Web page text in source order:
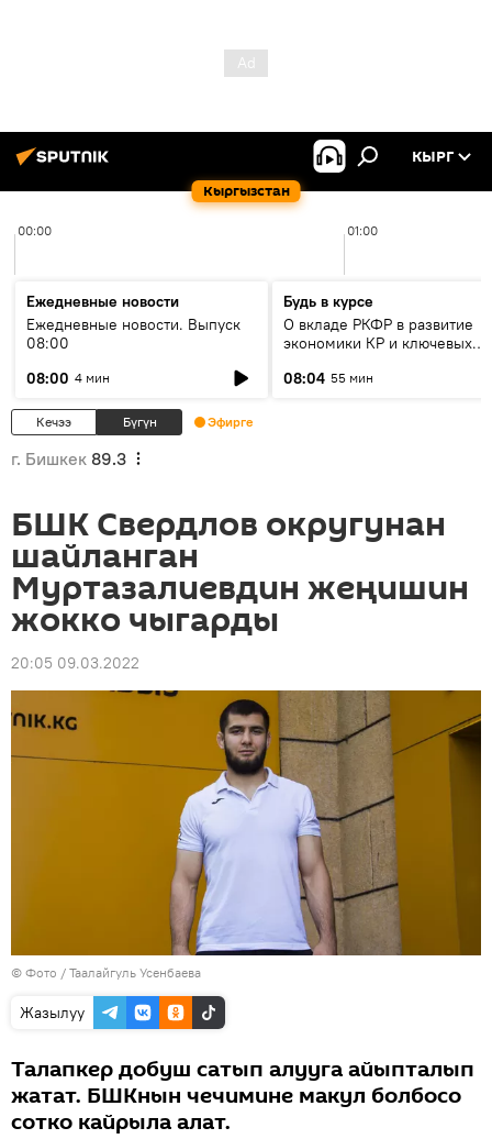
Кыргызстан
КЫРГ
00:00 01:00
Ежедневные новости
Ежедневные новости. Выпуск
08:00
08:00 4 мин
Будь в курсе
О вкладе РКФР в развитие
экономики КР и ключевых
08:04 55 мин
Кечээ Бүгүн Эфирге
г. Бишкек 89.3
БШК Свердлов округунан
шайланган
Муртазалиевдин жеңишин
жокко чыгарды
20:05 09.03.2022
© Фото / Таалайгуль Усенбаева
Жазылуу
Талапкер добуш сатып алууга айыпталып
жатат. БШКнын чечимине макул болбосо
сотко кайрыла алат.